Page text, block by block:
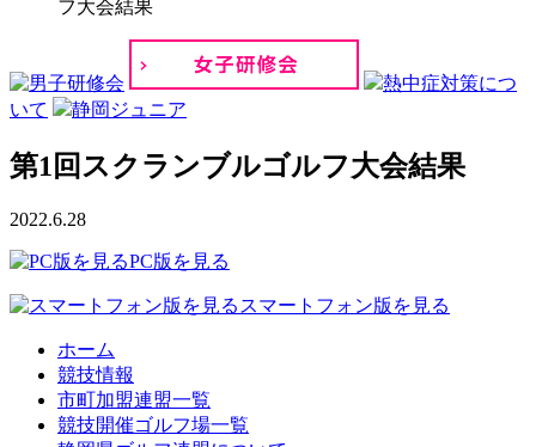
フ大会結果
熱中症対策につ
いて
静岡ジュニア
第1回スクランブルゴルフ大会結果
2022.6.28
PC版を見る
スマートフォン版を見る
ホーム
競技情報
市町加盟連盟一覧
競技開催ゴルフ場一覧